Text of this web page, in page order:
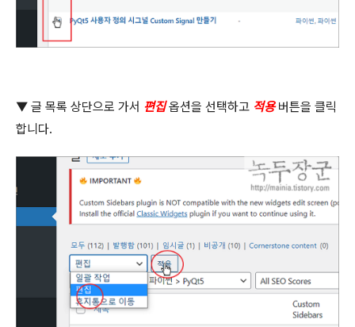
▼ 글 목록 상단으로 가서 편집 옵션을 선택하고 적용 버튼을 클릭
합니다.